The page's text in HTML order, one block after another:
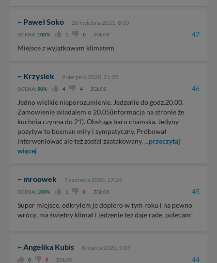
~ Paweł Soko 26 kwietnia 2021, 8:05
OCENA: 100% 1 0 ZGŁOŚ 47
Miejsce z wyjątkowym klimatem
~ Krzysiek 9 sierpnia 2020, 21:28
OCENA: 50% 4 4 ZGŁOŚ 46
Jedno wielkie nieporozumienie. Jedzenie do godz.20.00.
Zamowienie skladalem o 20.05(informacja na stronie że
kuchnia czynna do 21). Obsługa baru chamska. Jedyny
pozytyw to bosman miły i sympatyczny. Próbował
interweniować ale też zostal zaatakowany. ...przeczytaj
więcej
~ mroowek 5 czerwca 2020, 17:24
OCENA: 100% 1 0 ZGŁOŚ 45
Super miejsce, odkryłem je dopiero w tym roku i na pewno
wrócę, ma świetny klimat i jedzenie też daje rade, polecam!
~ Angelika Kubis 8 marca 2020, 9:05
0 0 ZGŁOŚ 44